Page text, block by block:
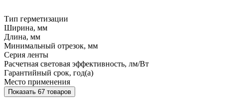
Тип герметизации
Ширина, мм
Длина, мм
Минимальный отрезок, мм
Серия ленты
Расчетная световая эффективность, лм/Вт
Гарантийный срок, год(а)
Место применения
Показать 67 товаров